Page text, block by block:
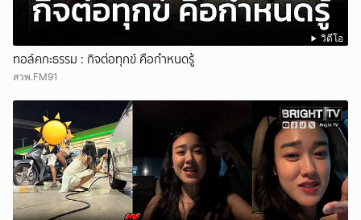
วิดีโอ
ทอล์คกะธรรม : กิจต่อทุกข์ คือกำหนดรู้
สวพ.FM91